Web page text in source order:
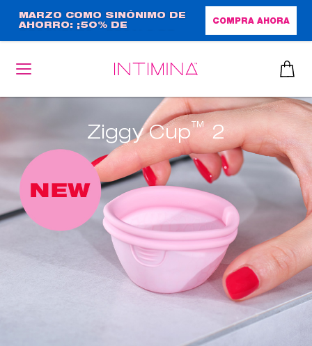
contenido
principal
MARZO COMO SINÓNIMO DE
AHORRO: ¡50% DE
TAMAÑO NORMAL!
COMPRA AHORA
Ziggy Cup™ 2